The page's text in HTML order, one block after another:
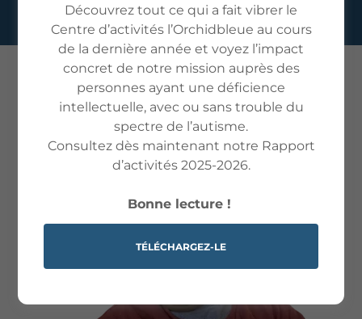
ACTIVITÉS DE
JOUR
Découvrez tout ce qui a fait vibrer le
Centre d’activités l’Orchidbleue au cours
de la dernière année et voyez l’impact
concret de notre mission auprès des
personnes ayant une déficience
intellectuelle, avec ou sans trouble du
spectre de l’autisme.
Consultez dès maintenant notre Rapport
d’activités 2025-2026.
Bonne lecture !
TÉLÉCHARGEZ-LE